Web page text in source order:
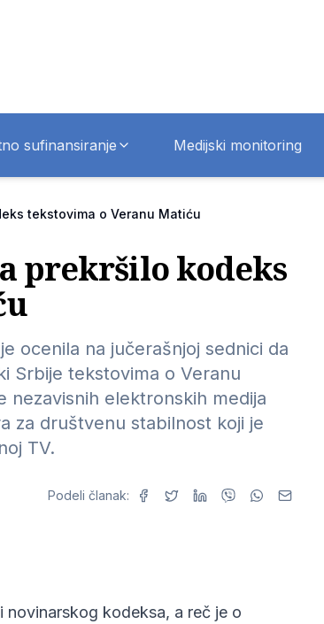
sufinansiranje Medijski monitoring
tekstovima o Veranu Matiću
prekršilo kodeks
ocenila na jučerašnjoj sednici da
Srbije tekstovima o Veranu
nezavisnih elektronskih medija
za društvenu stabilnost koji je
TV.
Podeli članak:
kodeksa, a reč je o